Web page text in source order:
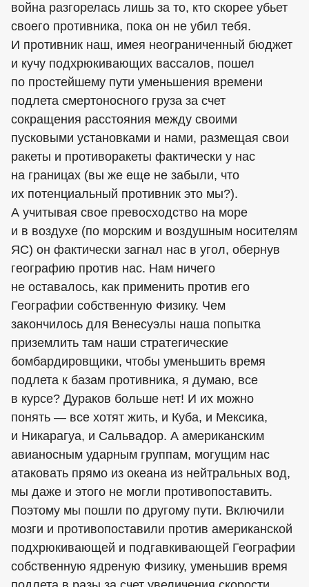
война разгорелась лишь за то, кто скорее убьет
своего противника, пока он не убил тебя.
И противник наш, имея неограниченный бюджет
и кучу подхрюкивающих вассалов, пошел
по простейшему пути уменьшения времени
подлета смертоносного груза за счет
сокращения расстояния между своими
пусковыми установками и нами, размещая свои
ракеты и противоракеты фактически у нас
на границах (вы же еще не забыли, что
их потенциальный противник это мы?).
А учитывая свое превосходство на море
и в воздухе (по морским и воздушным носителям
ЯС) он фактически загнал нас в угол, обернув
географию против нас. Нам ничего
не оставалось, как применить против его
Географии собственную Физику. Чем
закончилось для Венесуэлы наша попытка
приземлить там наши стратегические
бомбардировщики, чтобы уменьшить время
подлета к базам противника, я думаю, все
в курсе? Дураков больше нет! И их можно
понять — все хотят жить, и Куба, и Мексика,
и Никарагуа, и Сальвадор. А американским
авианосным ударным группам, могущим нас
атаковать прямо из океана из нейтральных вод,
мы даже и этого не могли противопоставить.
Поэтому мы пошли по другому пути. Включили
мозги и противопоставили против американской
подхрюкивающей и подгавкивающей Географии
собственную ядреную Физику, уменьшив время